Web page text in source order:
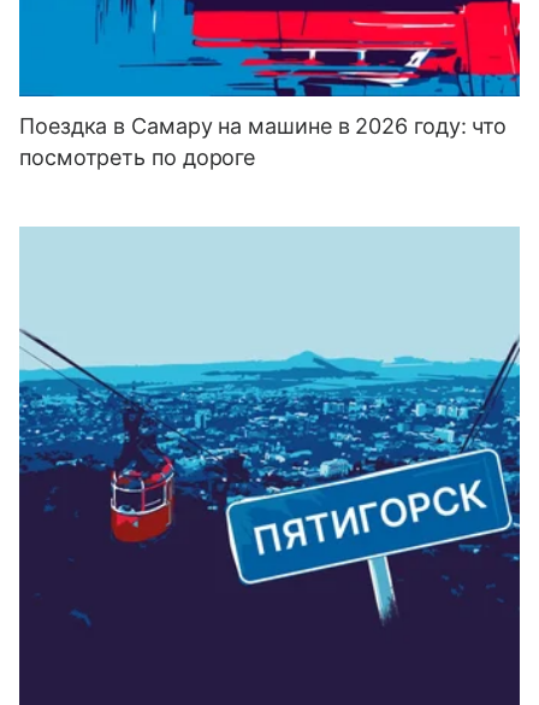
Поездка в Самару на машине в 2026 году: что
посмотреть по дороге